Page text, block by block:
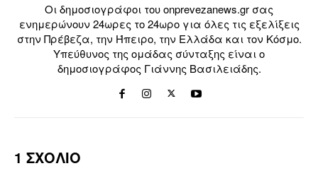
Οι δημοσιογράφοι του onprevezanews.gr σας
ενημερώνουν 24ωρες το 24ωρο για όλες τις εξελίξεις
στην Πρέβεζα, την Ήπειρο, την Ελλάδα και τον Κόσμο.
Υπεύθυνος της ομάδας σύνταξης είναι ο
δημοσιογράφος Γιάννης Βασιλειάδης.
1 ΣΧΟΛΙΟ